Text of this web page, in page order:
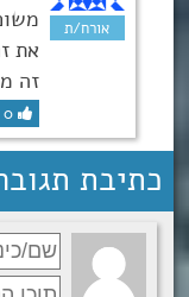
את
זה
0
כתיבת